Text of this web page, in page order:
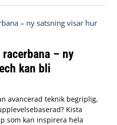
– ny
kan bli
avancerad teknik begriplig,
Kista
som kan inspirera hela